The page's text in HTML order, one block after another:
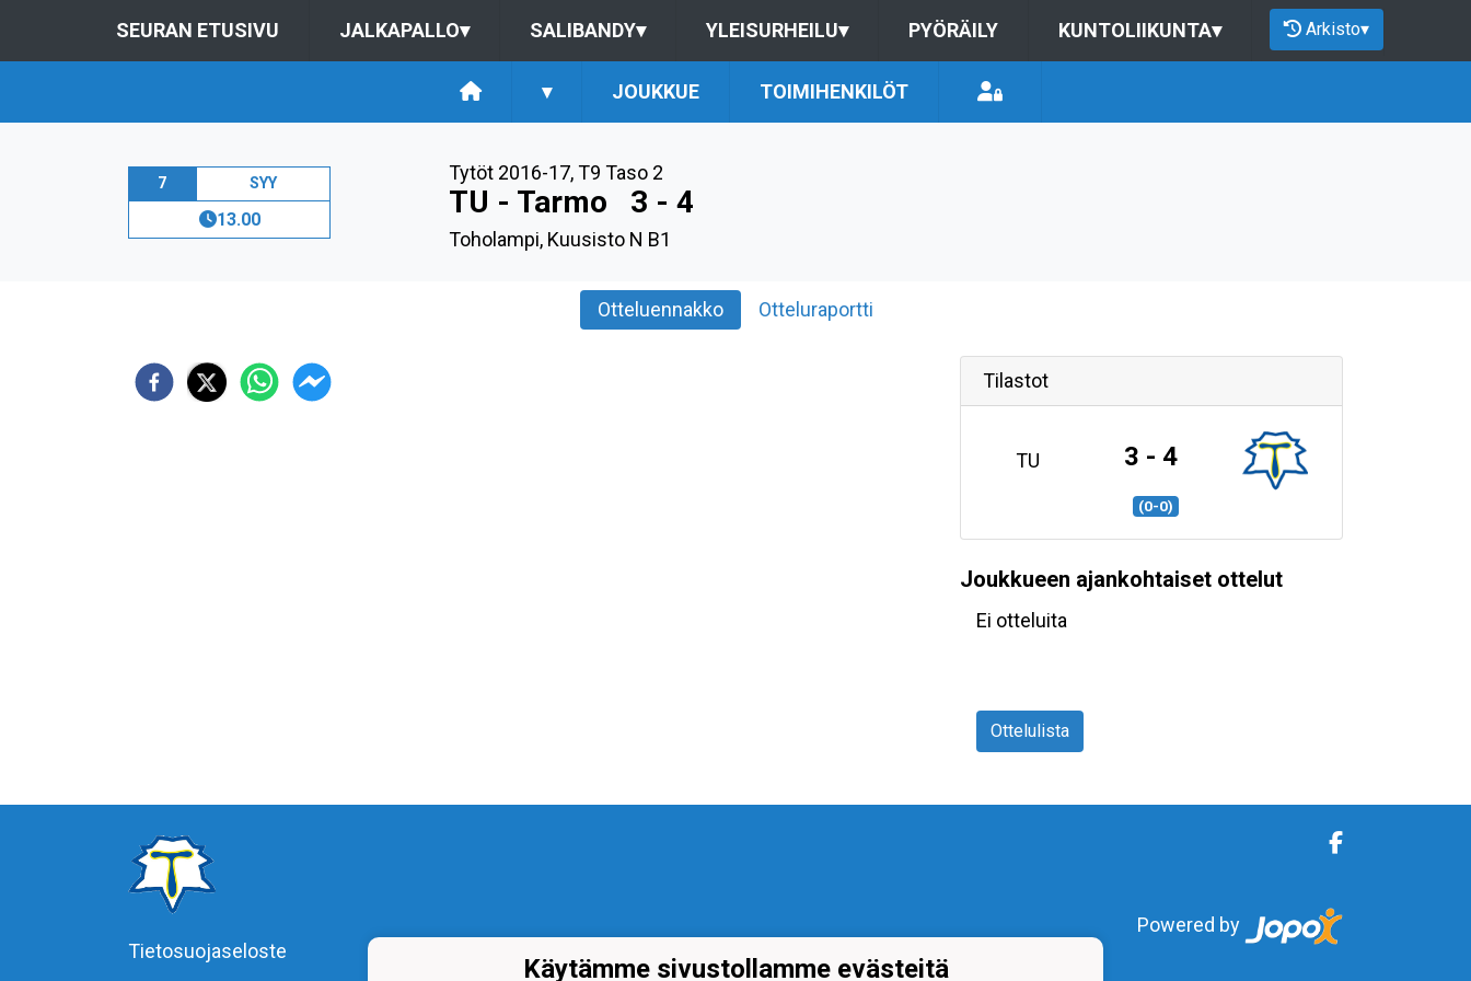
SEURAN ETUSIVU JALKAPALLO▾ SALIBANDY▾ YLEISURHEILU▾ PYÖRÄILY KUNTOLIIKUNTA▾ Arkisto▾
▾ JOUKKUE TOIMIHENKILÖT
7 SYY
13.00
Tytöt 2016-17,T9 Taso 2
TU - Tarmo 3 - 4
Toholampi, Kuusisto N B1
Otteluennakko Otteluraportti
Tilastot
TU 3 - 4
(0-0)
Joukkueen ajankohtaiset ottelut
Ei otteluita
Ottelulista
Tietosuojaseloste
Powered by
Käytämme sivustollamme evästeitä